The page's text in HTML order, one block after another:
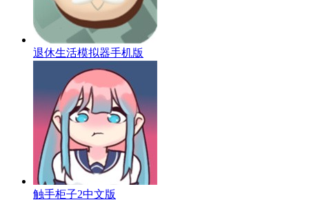
退休生活模拟器手机版
触手柜子2中文版